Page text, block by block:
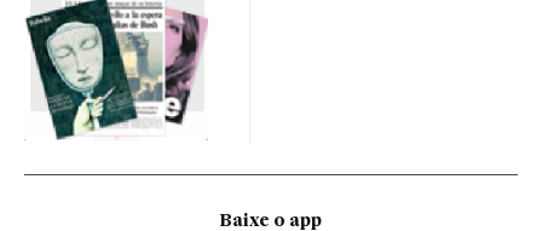
Baixe o app